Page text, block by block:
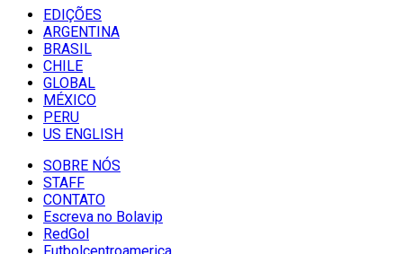
EDIÇÕES
ARGENTINA
BRASIL
CHILE
GLOBAL
MÉXICO
PERU
US ENGLISH
SOBRE NÓS
STAFF
CONTATO
Escreva no Bolavip
RedGol